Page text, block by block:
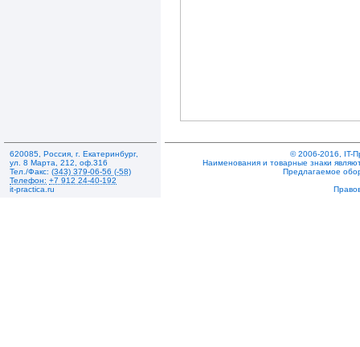
620085 Россия г. Екатеринбург,
ул. 8 Марта, 212
оф.316
Тел./Факс: (343) 379-06-56 (-58)
Телефон: +7 912 24-40-192
it-practica.ru
© 2006-2016, IT-
Наименования и товарные знаки
Предлагаемое